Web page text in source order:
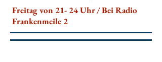
Freitag von 21- 24 Uhr / Bei Radio
Frankenmeile 2